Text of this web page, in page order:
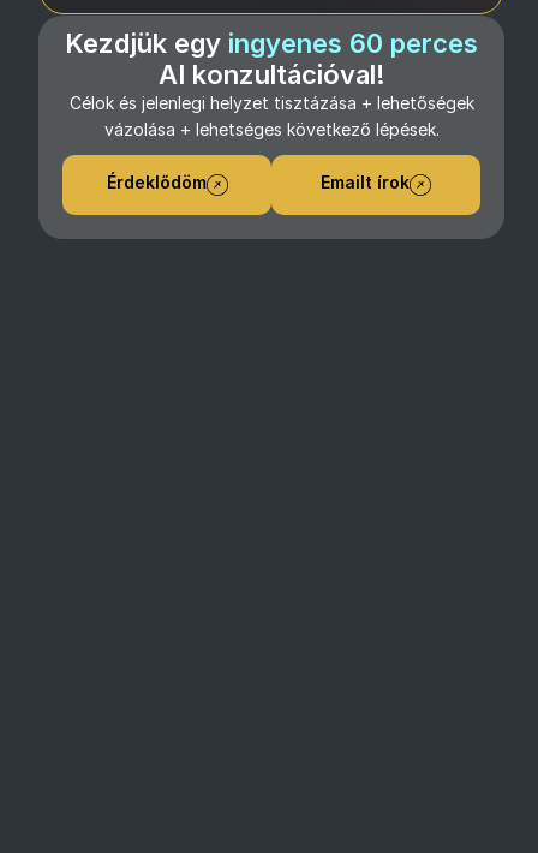
Kezdjük egy ingyenes 60 perces
AI konzultációval!
Célok és jelenlegi helyzet tisztázása + lehetőségek
vázolása + lehetséges következő lépések.
Érdeklődöm Emailt írok